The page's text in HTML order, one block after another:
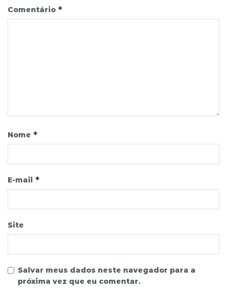
Comentário *
Nome *
E-mail *
Site
Salvar meus dados neste navegador para a
próxima vez que eu comentar.